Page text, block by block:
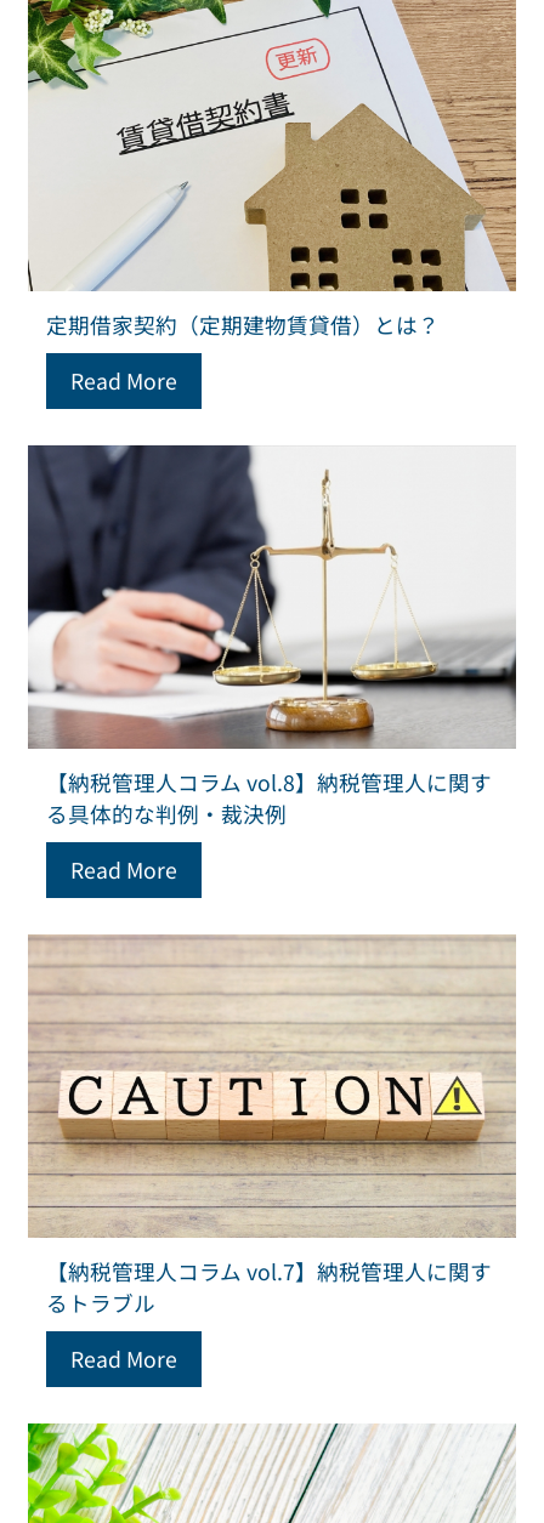
定期借家契約（定期建物賃貸借）とは？
Read More
【納税管理人コラム vol.8】納税管理人に関す
る具体的な判例・裁決例
Read More
【納税管理人コラム vol.7】納税管理人に関す
るトラブル
Read More